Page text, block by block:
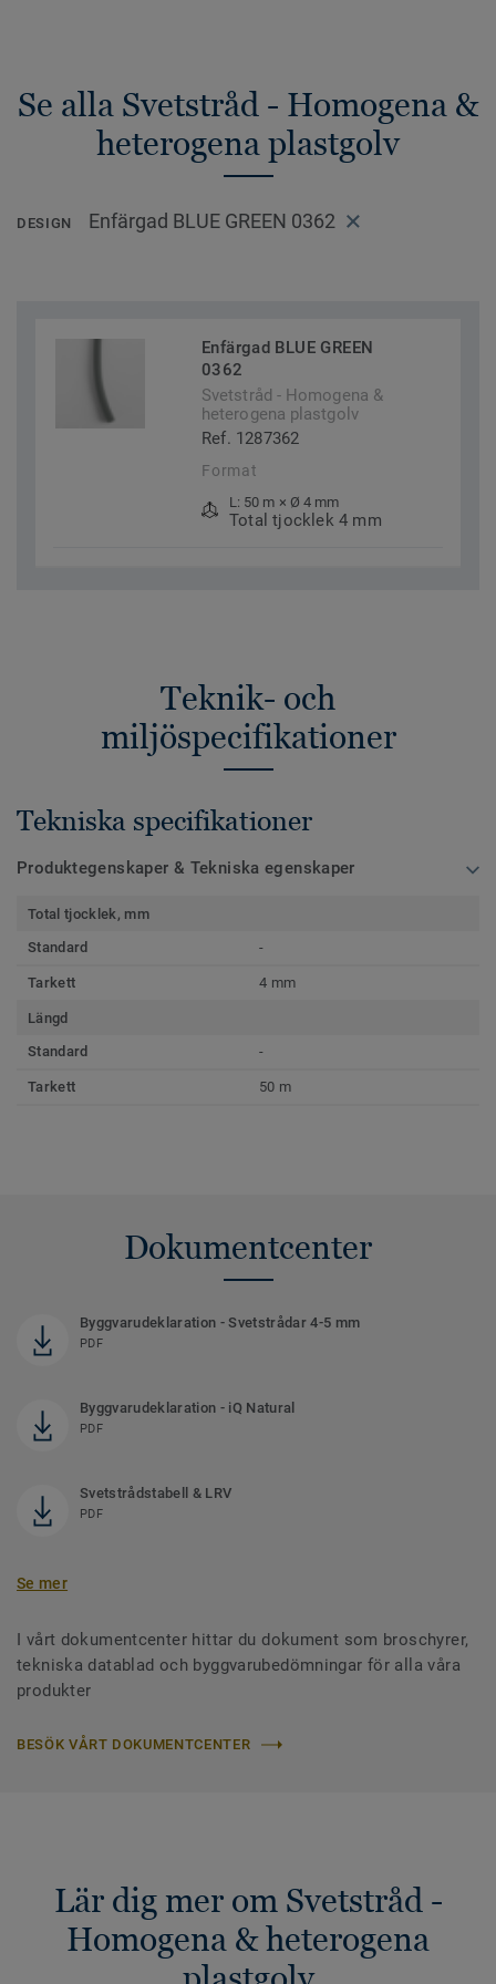
Se alla Svetstråd - Homogena &
heterogena plastgolv
DESIGN Enfärgad BLUE GREEN 0362
Enfärgad BLUE GREEN
0362
Svetstråd - Homogena &
heterogena plastgolv
Ref. 1287362
Format
L: 50 m × Ø 4 mm
Total tjocklek 4 mm
Teknik- och
miljöspecifikationer
Tekniska specifikationer
Produktegenskaper & Tekniska egenskaper
Total tjocklek, mm
Standard
-
Tarkett 4 mm
Längd
Standard
-
Tarkett 50 m
Dokumentcenter
Byggvarudeklaration - Svetstrådar 4-5 mm
PDF
Byggvarudeklaration - iQ Natural
PDF
Svetstrådstabell & LRV
PDF
Se mer
I vårt dokumentcenter hittar du dokument som broschyrer,
tekniska datablad och byggvarubedömningar för alla våra
produkter
BESÖK VÅRT DOKUMENTCENTER
Lär dig mer om Svetstråd -
Homogena & heterogena